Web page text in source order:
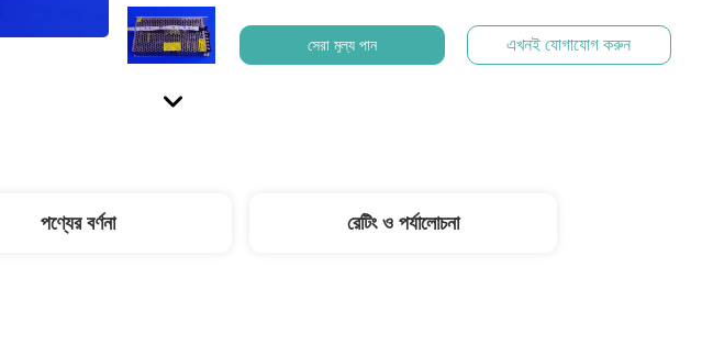
সেরা মূল্য পান এখনই যোগাযোগ করুন
পণ্যের বর্ণনা রেটিং ও পর্যালোচনা